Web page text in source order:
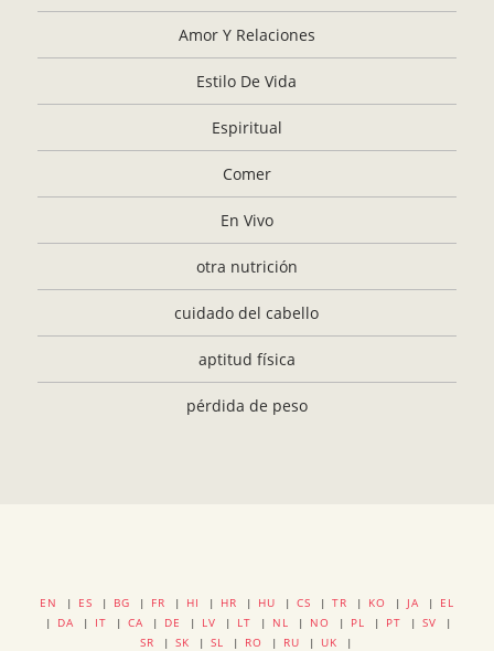
Amor Y Relaciones
Estilo De Vida
Espiritual
Comer
En Vivo
otra nutrición
cuidado del cabello
aptitud física
pérdida de peso
EN | ES | BG | FR | HI | HR | HU | CS | TR | KO | JA | EL
| DA | IT | CA | DE | LV | LT | NL | NO | PL | PT | SV |
SR | SK | SL | RO | RU | UK |